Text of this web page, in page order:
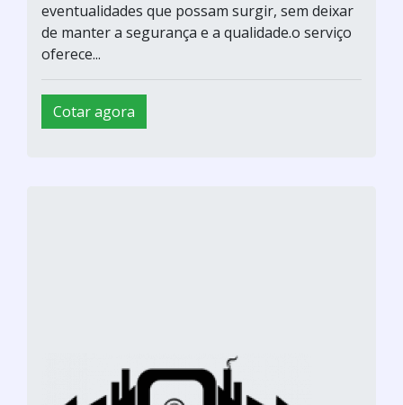
eventualidades que possam surgir, sem deixar
de manter a segurança e a qualidade.o serviço
oferece...
Cotar agora